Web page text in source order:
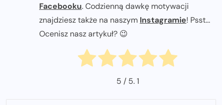
Facebooku. Codzienną dawkę motywacji
znajdziesz także na naszym Instagramie! Psst...
Ocenisz nasz artykuł? 😉
5 / 5.1